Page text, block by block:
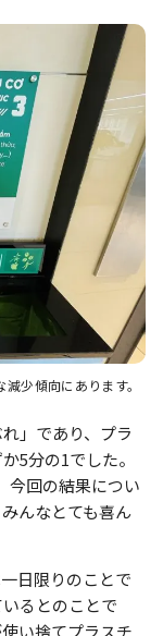
少傾向にあります。
」であり、プラ
5分の1でした。
今回の結果につい
んなとても喜ん
日限りのことで
るとのことで
い捨てプラスチ